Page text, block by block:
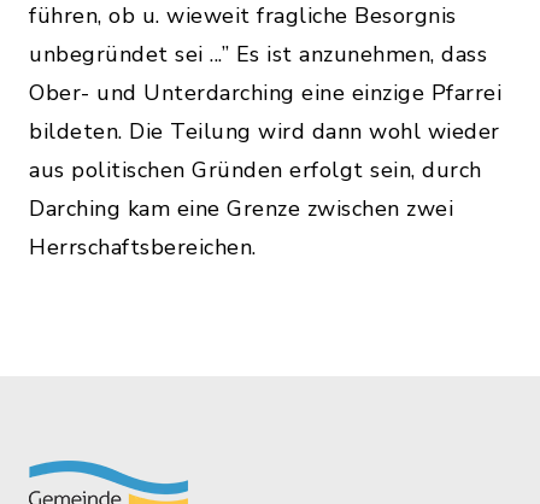
führen, ob u. wieweit fragliche Besorgnis
unbegründet sei ...” Es ist anzunehmen, dass
Ober- und Unterdarching eine einzige Pfarrei
bildeten. Die Teilung wird dann wohl wieder
aus politischen Gründen erfolgt sein, durch
Darching kam eine Grenze zwischen zwei
Herrschaftsbereichen.